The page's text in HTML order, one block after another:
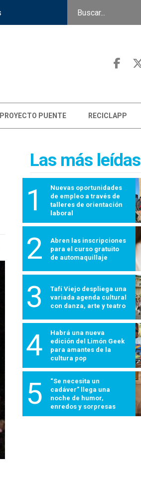
PROYECTO PUENTE RECICLAPP
Las más leídas
1
Nuevas oportunidades
de empleo a través de
talleres de orientación
laboral
2
Abren las inscripciones
para el curso gratuito
de automaquillaje
3
Tafí Viejo despliega una
variada agenda cultural
con danza, arte y teatro
4
Habrá una nueva
edición del Limón Geek
para amantes de la
cultura pop
5
“Se necesita un
cadáver” llega una
noche de humor,
enredos y sorpresas